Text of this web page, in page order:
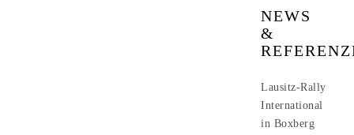
NEWS
&
Lausitz-Rally
International
in Boxberg